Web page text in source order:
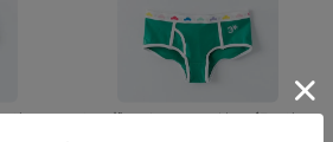
カラ松 モデル ノンワイヤーブラ＆ガールズブリーフセット 下着 おそ松さん チョロ松 モデル ノンワイヤーブラ＆ガールズブリーフセット 下着 おそ松さん